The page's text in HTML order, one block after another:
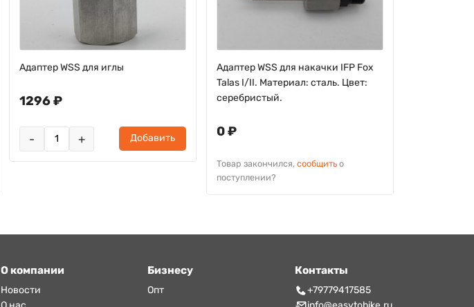
Адаптер WSS для иглы
1296 ₽
- + Добавить
Адаптер WSS для накачки IFP Fox
Talas I/II. Материал: сталь. Цвет:
серебристый.
0 ₽
Товар закончился, сообщить о
поступлении?
О компании
Новости
Бизнесу
Опт
Контакты
+79779417585